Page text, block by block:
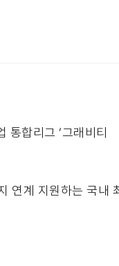
합리그 ‘그래비티
연계 지원하는 국내